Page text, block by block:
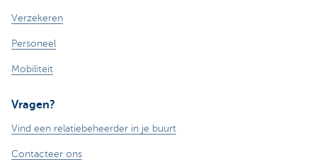
Verzekeren
Personeel
Mobiliteit
Vragen?
Vind een relatiebeheerder in je buurt
Contacteer ons